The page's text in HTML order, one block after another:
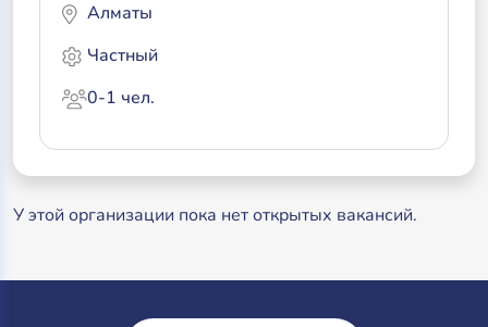
Алматы
Частный
0-1 чел.
У этой организации пока нет открытых вакансий.